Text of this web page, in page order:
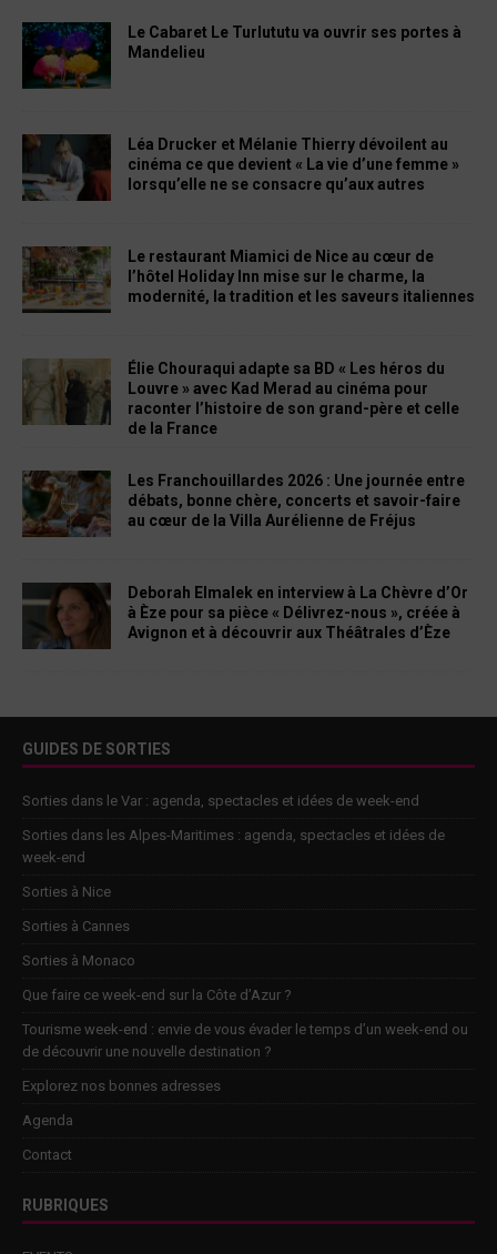
Le Cabaret Le Turlututu va ouvrir ses portes à
Mandelieu
Léa Drucker et Mélanie Thierry dévoilent au
cinéma ce que devient « La vie d’une femme »
lorsqu’elle ne se consacre qu’aux autres
Le restaurant Miamici de Nice au cœur de
l’hôtel Holiday Inn mise sur le charme, la
modernité, la tradition et les saveurs italiennes
Élie Chouraqui adapte sa BD « Les héros du
Louvre » avec Kad Merad au cinéma pour
raconter l’histoire de son grand-père et celle
de la France
Les Franchouillardes 2026 : Une journée entre
débats, bonne chère, concerts et savoir-faire
au cœur de la Villa Aurélienne de Fréjus
Deborah Elmalek en interview à La Chèvre d’Or
à Èze pour sa pièce « Délivrez-nous », créée à
Avignon et à découvrir aux Théâtrales d’Èze
GUIDES DE SORTIES
Sorties dans le Var : agenda, spectacles et idées de week-end
Sorties dans les Alpes-Maritimes : agenda, spectacles et idées de
week-end
Sorties à Nice
Sorties à Cannes
Sorties à Monaco
Que faire ce week-end sur la Côte d’Azur ?
Tourisme week-end : envie de vous évader le temps d’un week-end ou
de découvrir une nouvelle destination ?
Explorez nos bonnes adresses
Agenda
Contact
RUBRIQUES